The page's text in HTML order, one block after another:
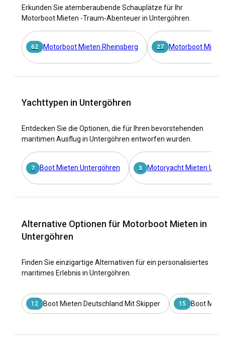
Erkunden Sie atemberaubende Schauplätze für Ihr
Motorboot Mieten -Traum-Abenteuer in Untergöhren.
62 Motorboot Mieten Rheinsberg 27 Motorboot
Yachttypen in Untergöhren
Entdecken Sie die Optionen, die für Ihren bevorstehenden
maritimen Ausflug in Untergöhren entworfen wurden.
7 Boot Mieten Untergöhren 3 Motoryacht Mieten
Alternative Optionen für Motorboot Mieten in
Untergöhren
Finden Sie einzigartige Alternativen für ein personalisiertes
maritimes Erlebnis in Untergöhren.
12 Boot Mieten Deutschland Mit Skipper 15 Boot